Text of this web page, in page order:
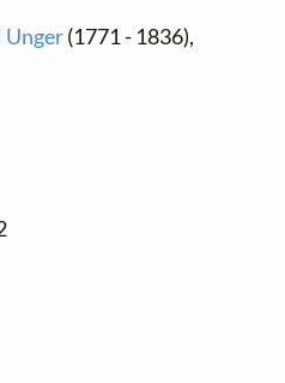
Unger(1771 - 1836),